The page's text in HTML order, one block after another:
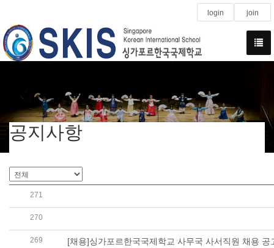
login join
공지사항
271
270
269 [채용]싱가포르한국국제학교 사무국 사서직원 채용 공